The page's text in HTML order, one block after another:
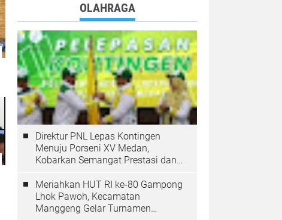
OLAHRAGA
Direktur PNL Lepas Kontingen
Menuju Porseni XV Medan,
Kobarkan Semangat Prestasi dan
Meriahkan HUT RI ke-80 Gampong
Lhok Pawoh, Kecamatan
Manggeng Gelar Turnamen